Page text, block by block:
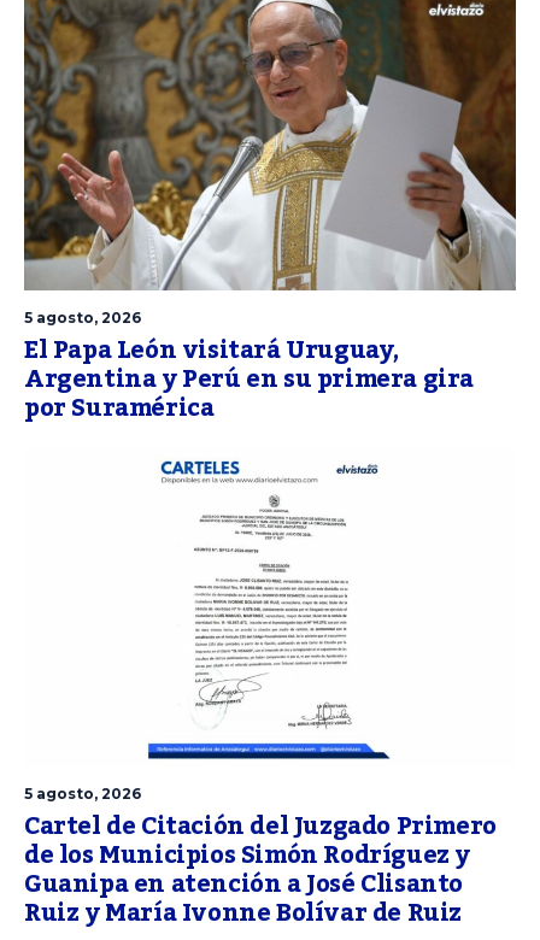
5 agosto, 2026
El Papa León visitará Uruguay,
Argentina y Perú en su primera gira
por Suramérica
5 agosto, 2026
Cartel de Citación del Juzgado Primero
de los Municipios Simón Rodríguez y
Guanipa en atención a José Clisanto
Ruiz y María Ivonne Bolívar de Ruiz